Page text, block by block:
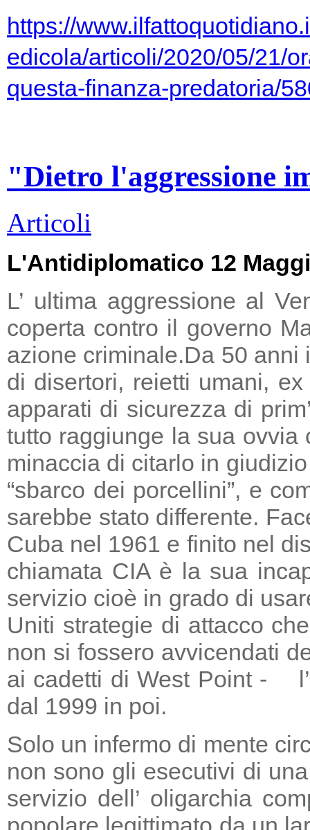
https://
edicola/articoli/2020/05/21/
questa-finanza-predatoria/
"Dietro l'aggressione
Articoli
L'Antidiplomatico 12
L’ ultima aggressione al
coperta contro il governo
azione criminale.Da 50 anni
di disertori, reietti umani,
apparati di sicurezza di
tutto raggiunge la sua
minaccia di citarlo in
“sbarco dei porcellini”, e
sarebbe stato differente.
Cuba nel 1961 e finito nel
chiamata CIA è la sua
servizio cioè in grado di
Uniti strategie di attacco
non si fossero avvicendati
ai cadetti di West Point - l’
dal 1999 in poi.
Solo un infermo di mente
non sono gli esecutivi di
servizio dell’ oligarchia